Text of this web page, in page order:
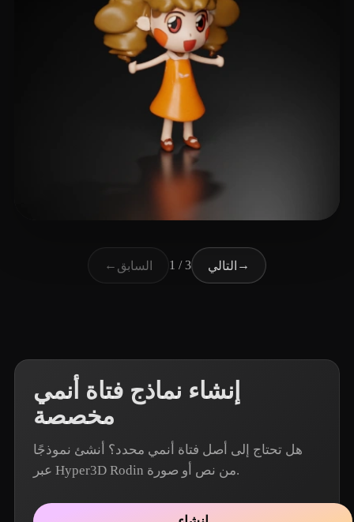
← السابق 1 / 3 التالي →
إنشاء نماذج فتاة أنمي
مخصصة
هل تحتاج إلى أصل فتاة أنمي محدد؟ أنشئ نموذجًا
عبر Hyper3D Rodin من نص أو صورة.